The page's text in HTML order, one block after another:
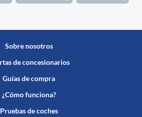
Sobre nosotros
de concesionarios
Guías de compra
¿Cómo funciona?
Pruebas de coches